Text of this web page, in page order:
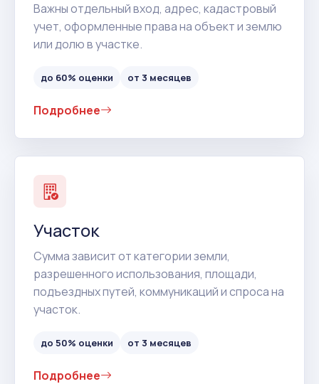
Важны отдельный вход, адрес, кадастровый
учет, оформленные права на объект и землю
или долю в участке.
до 60% оценки от 3 месяцев
Подробнее
Участок
Сумма зависит от категории земли,
разрешенного использования, площади,
подъездных путей, коммуникаций и спроса на
участок.
до 50% оценки от 3 месяцев
Подробнее